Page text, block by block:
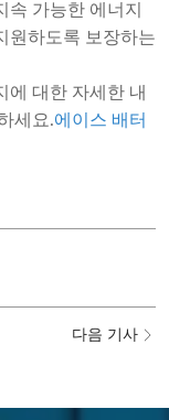
가능한 에너지
원하도록 보장하는
에 대한 자세한 내
세요.에이스 배터
다음 기사